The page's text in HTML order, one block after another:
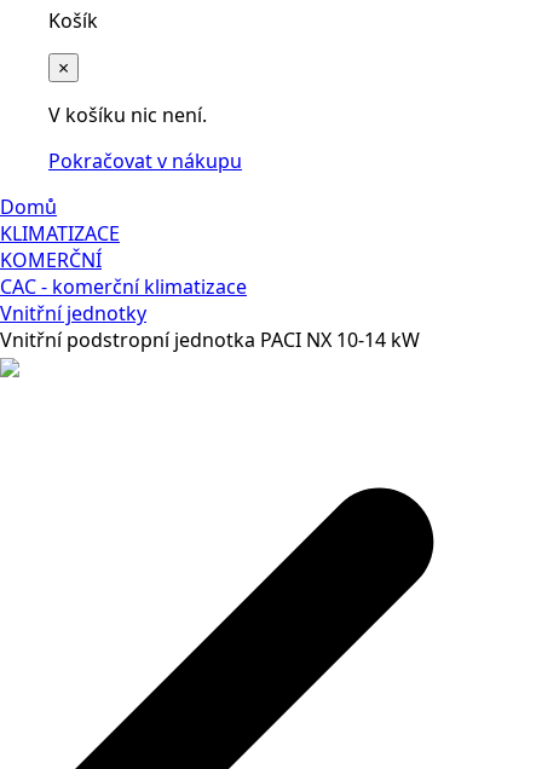
Košík
×
V košíku nic není.
Pokračovat v nákupu
Domů
KLIMATIZACE
KOMERČNÍ
CAC - komerční klimatizace
Vnitřní jednotky
Vnitřní podstropní jednotka PACI NX 10-14 kW